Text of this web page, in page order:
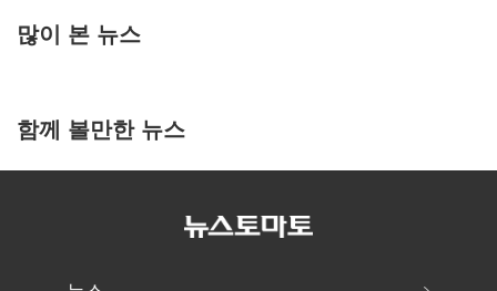
많이 본 뉴스
함께 볼만한 뉴스